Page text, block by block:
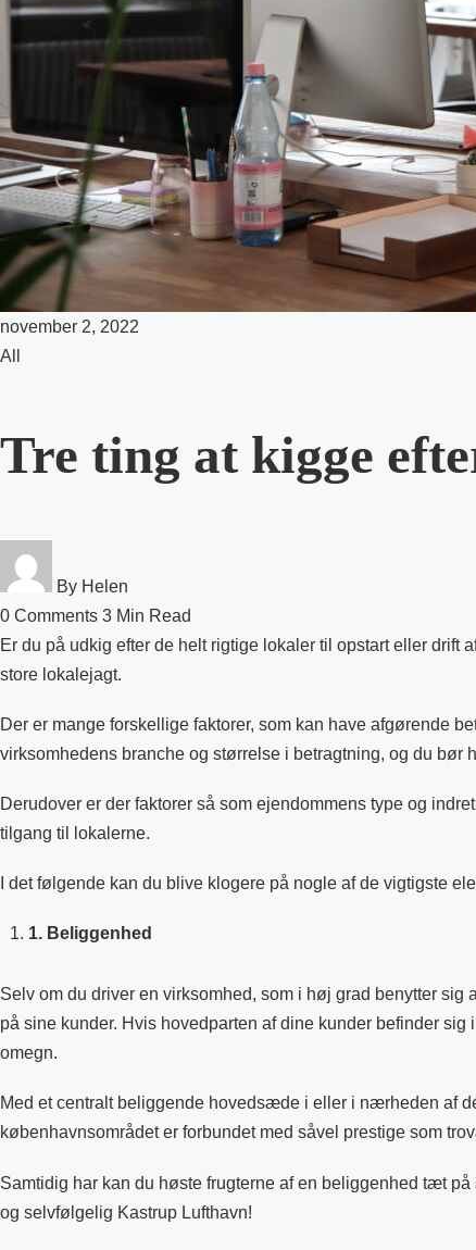
november 2, 2022
All
Tre ting at kigge
By Helen
0 Comments 3 Min Read
Er du på udkig efter de helt rigtige lokaler til opstart eller drift
store lokalejagt.
Der er mange forskellige faktorer, som kan have afgørende
virksomhedens branche og størrelse i betragtning, og du bør
Derudover er der faktorer så som ejendommens type og
tilgang til lokalerne.
I det følgende kan du blive klogere på nogle af de vigtigste
1. Beliggenhed
Selv om du driver en virksomhed, som i høj grad benytter
på sine kunder. Hvis hovedparten af dine kunder befinder
omegn.
Med et centralt beliggende hovedsæde i eller i nærheden af
københavnsområdet er forbundet med såvel prestige som
Samtidig har kan du høste frugterne af en beliggenhed tæt
og selvfølgelig Kastrup Lufthavn!